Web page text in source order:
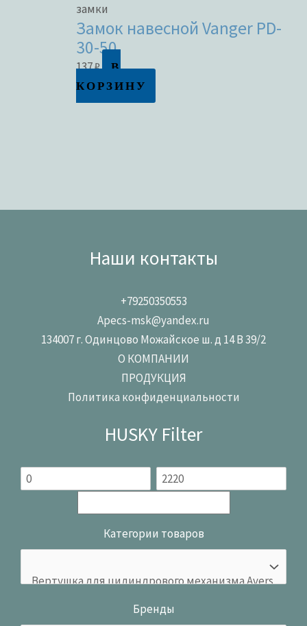
замки
Замок навесной Vanger PD-
30-50
137₽
В
КОРЗИНУ
Наши контакты
+79250350553
Apecs-msk@yandex.ru
134007 г. Одинцово Можайское ш. д 14 В 39/2
О КОМПАНИИ
ПРОДУКЦИЯ
Политика конфиденциальности
HUSKY Filter
Категории товаров
Бренды